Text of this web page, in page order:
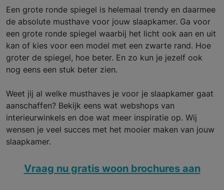
Een grote ronde spiegel is helemaal trendy en daarmee
de absolute musthave voor jouw slaapkamer. Ga voor
een grote ronde spiegel waarbij het licht ook aan en uit
kan of kies voor een model met een zwarte rand. Hoe
groter de spiegel, hoe beter. En zo kun je jezelf ook
nog eens een stuk beter zien.
Weet jij al welke musthaves je voor je slaapkamer gaat
aanschaffen? Bekijk eens wat webshops van
interieurwinkels en doe wat meer inspiratie op. Wij
wensen je veel succes met het mooier maken van jouw
slaapkamer.
Vraag nu gratis woon brochures aan